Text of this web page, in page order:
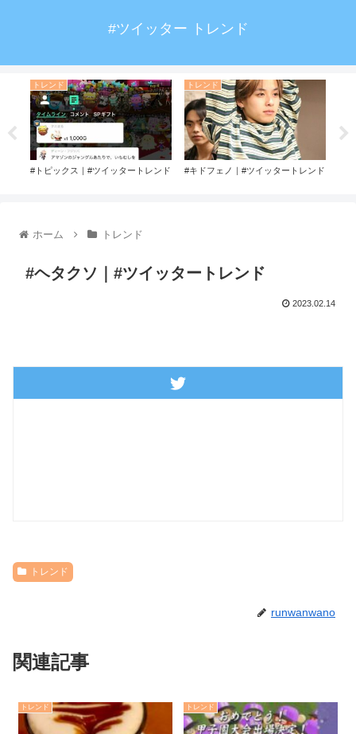
#ツイッター トレンド
トレンド
#トピックス｜#ツイッタートレンド
トレンド
#キドフェノ｜#ツイッタートレンド
ホーム トレンド
#ヘタクソ｜#ツイッタートレンド
2023.02.14
トレンド
runwanwano
関連記事
トレンド トレンド